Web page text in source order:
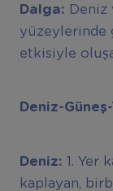
Dalga:
yüzeylerinde
etkisiyle
Deniz-
Deniz: 1. Yer
kaplayan,